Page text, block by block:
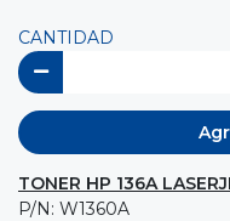
CANTIDAD
TONER HP 136A
P/N: W1360A